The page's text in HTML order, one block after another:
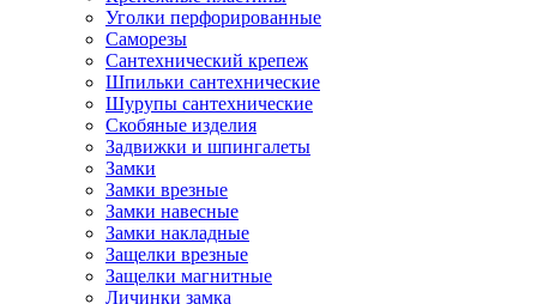
Уголки перфорированные
Саморезы
Сантехнический крепеж
Шпильки сантехнические
Шурупы сантехнические
Скобяные изделия
Задвижки и шпингалеты
Замки
Замки врезные
Замки навесные
Замки накладные
Защелки врезные
Защелки магнитные
Личинки замка